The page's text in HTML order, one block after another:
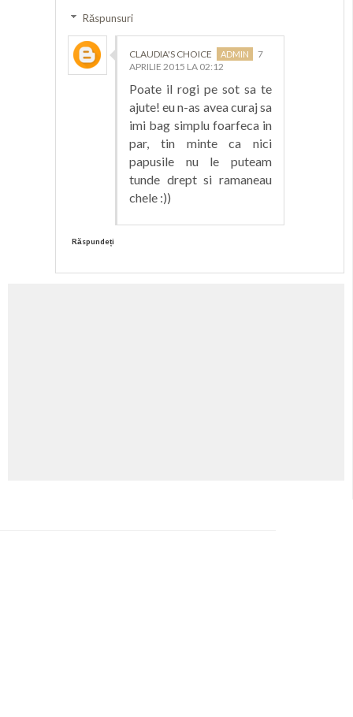
Răspunsuri
CLAUDIA'S CHOICE
7
APRILIE 2015 LA 02:12
Poate il rogi pe sot sa te
ajute! eu n-as avea curaj sa
imi bag simplu foarfeca in
par, tin minte ca nici
papusile nu le puteam
tunde drept si ramaneau
chele :))
Răspundeți